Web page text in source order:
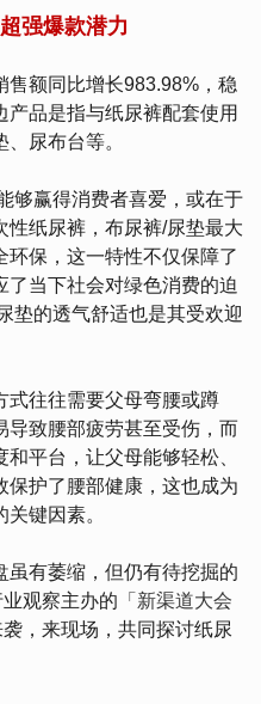
强爆款潜力
售额同比增长983.98%，稳
产品是指与纸尿裤配套使用
尿布台等。
够赢得消费者喜爱，或在于
性纸尿裤，布尿裤/尿垫最大
环保，这一特性不仅保障了
当下社会对绿色消费的迫
垫的透气舒适也是其受欢迎
式往往需要父母弯腰或蹲
导致腰部疲劳甚至受伤，而
平台，让父母能够轻松、
保护了腰部健康，这也成为
键因素。
虽有萎缩，但仍有待挖掘的
观察主办的 「新渠道大会
，来现场，共同探讨纸尿